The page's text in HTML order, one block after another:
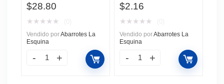
$28.80
★ ★ ★ ★ ★
Vendido porAbarrotes La
Esquina
$2.16
★ ★ ★ ★ ★
Vendido porAbarrotes La
Esquina